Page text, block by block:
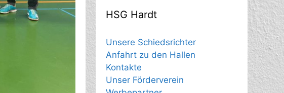
HSG Hardt
Unsere Schiedsrichter
Anfahrt zu den Hallen
Kontakte
Unser Förderverein